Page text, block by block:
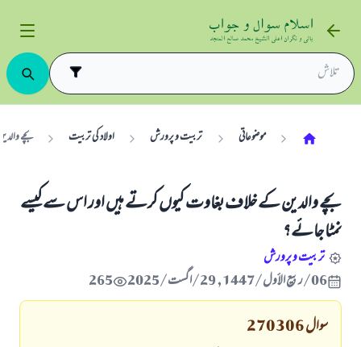
موضوعاتی تربیت و پرورش اولاد کی تربیت بچے
بچے والدین کے خلاف بغاوت کیوں کرتے ہیں اور اس سے کیسے
نمٹا جائے؟
تربیت و پرورش
06/ربيع الأول/1447 , 29/اگست/2025
265
سوال270306